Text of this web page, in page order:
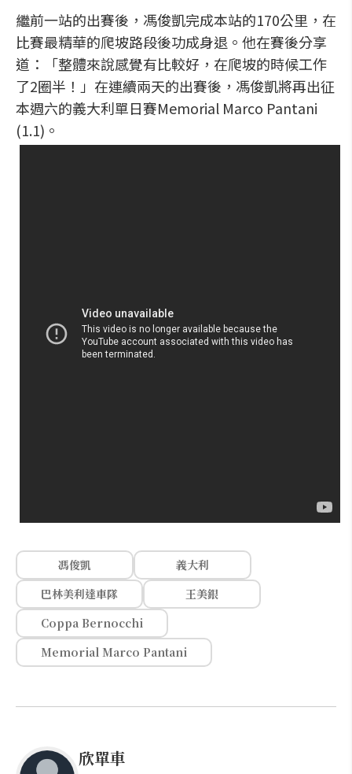
繼前一站的出賽後，馮俊凱完成本站的170公里，在
比賽最精華的爬坡路段後功成身退。他在賽後分享
道：「整體來說感覺有比較好，在爬坡的時候工作
了2圈半！」在連續兩天的出賽後，馮俊凱將再出征
本週六的義大利單日賽Memorial Marco Pantani
(1.1)。
馮俊凱
義大利
巴林美利達車隊
王美銀
Coppa Bernocchi
Memorial Marco Pantani
欣單車